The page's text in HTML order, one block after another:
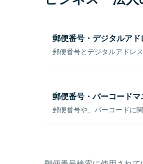
郵便番号・デジタルア
郵便番号とデジタルアドレ
郵便番号・バーコード
郵便番号や、バーコードに